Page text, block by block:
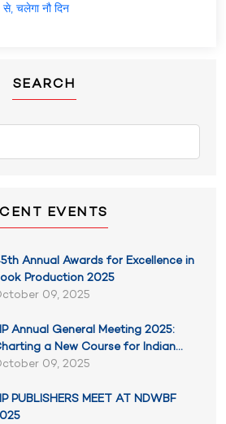
चलेगा नौ दिन
SEARCH
EVENTS
Annual Awards for Excellence in
Production 2025
09, 2025
Annual General Meeting 2025:
a New Course for Indian
09, 2025
PUBLISHERS MEET AT NDWBF